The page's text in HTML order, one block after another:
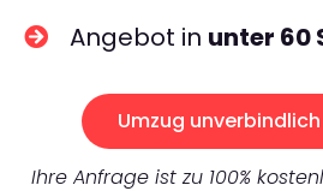
Angebot in unter 60
Umzug
Ihre Anfrage ist zu 100%